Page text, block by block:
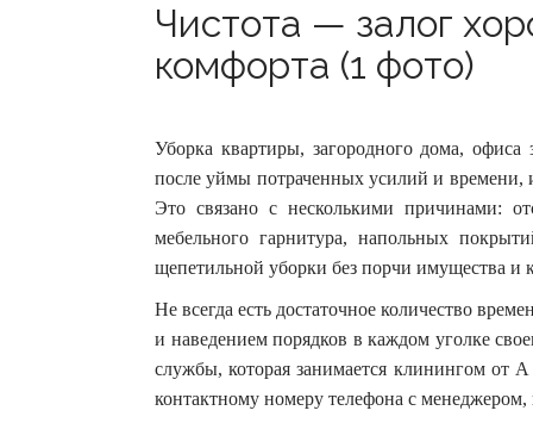
Чистота — залог
комфорта (1 фото)
Уборка квартиры, загородного дома,
после уймы потраченных усилий и времени,
Это связано с несколькими причинами:
мебельного гарнитура, напольных
щепетильной уборки без порчи имущества и
Не всегда есть достаточное количество
и наведением порядков в каждом уголке
службы, которая занимается клинингом от
контактному номеру телефона с